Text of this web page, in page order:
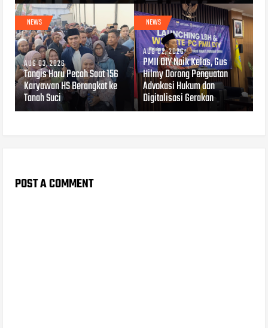
NEWS
AUG 03, 2026
Tangis Haru Pecah Saat 156
Karyawan HS Berangkat ke
Tanah Suci
NEWS
AUG 02, 2026
PMII DIY Naik Kelas, Gus
Hilmy Dorong Penguatan
Advokasi Hukum dan
Digitalisasi Gerakan
POST A COMMENT